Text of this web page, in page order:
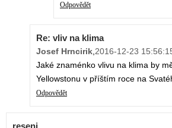
Odpovědět
Re: vliv na klima
Josef Hrncirik,2016-12-23
Jaké znaménko vlivu na klima by
Yellowstonu v příštím roce na
Odpovědět